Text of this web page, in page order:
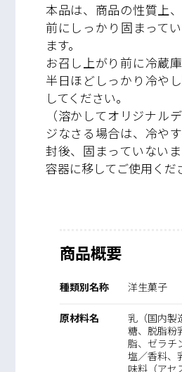
本品は、商品の性質上
前にしっかり固まって
ます。
お召し上がり前に冷蔵
半日ほどしっかり冷や
してください。
（溶かしてオリジナル
ジなさる場合は、冷や
封後、固まっていない
容器に移してご使用くだ
商品概要
種類別名称 洋生菓子
原材料名
乳（国内製
糖、脱脂粉
脂、ゼラチ
塩／香料、
味料（アセ